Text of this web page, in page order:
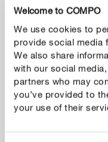
Welcome to COMPO
We use cookies to
provide social media
We also share
with our social
partners who may
you’ve provided to
your use of their
Terreaux &
COMPO Bio
Granulés durables
de cactées et de